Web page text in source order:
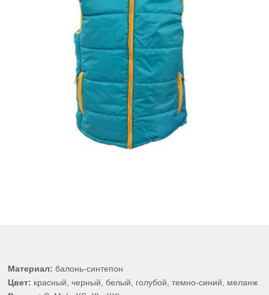
Материал:балонь-синтепон
Цвет: красный, черный, белый, голубой, темно-синий, меланж